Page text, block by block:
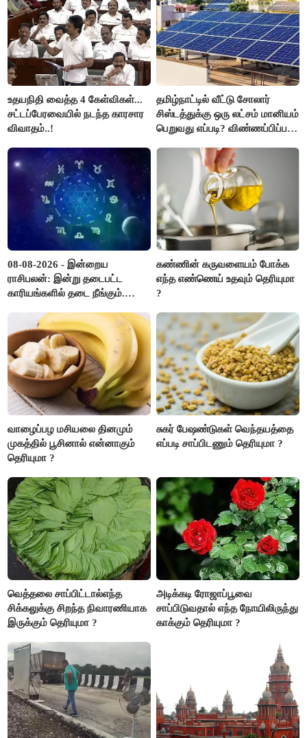
உதயநிதி வைத்த 4 கேள்விகள்...
சட்டப்பேரவையில் நடந்த காரசார
விவாதம்..!
தமிழ்நாட்டில் வீட்டு சோலார்
சிஸ்டத்துக்கு ஒரு லட்சம் மானியம்
பெறுவது எப்படி? விண்ணப்பிப்பது
08-08-2026 - இன்றைய
ராசிபலன்: இன்று தடைபட்ட
காரியங்களில் தடை நீங்கும்.
இருக்கும். ஆன்மீக எண்ணம்
அதிகரிக்கும்..!
கண்ணின் கருவளையம் போக்க
எந்த எண்ணெய் உதவும் தெரியுமா
?
வாழைப்பழ மசியலை தினமும்
முகத்தில் பூசினால் என்னாகும்
தெரியுமா ?
சுகர் பேஷண்டுகள் வெந்தயத்தை
எப்படி சாப்பிடணும் தெரியுமா ?
வெத்தலை சாப்பிட்டால்எந்த
சிக்கலுக்கு சிறந்த நிவாரணியாக
இருக்கும் தெரியுமா ?
அடிக்கடி ரோஜாப்பூவை
சாப்பிடுவதால் எந்த நோயிலிருந்து
காக்கும் தெரியுமா ?